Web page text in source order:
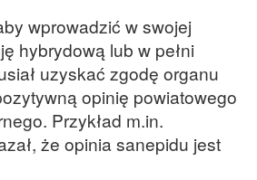
wprowadzić w swojej
hybrydową lub w pełni
uzyskać zgodę organu
opinię powiatowego
Przykład m.in.
że opinia sanepidu jest